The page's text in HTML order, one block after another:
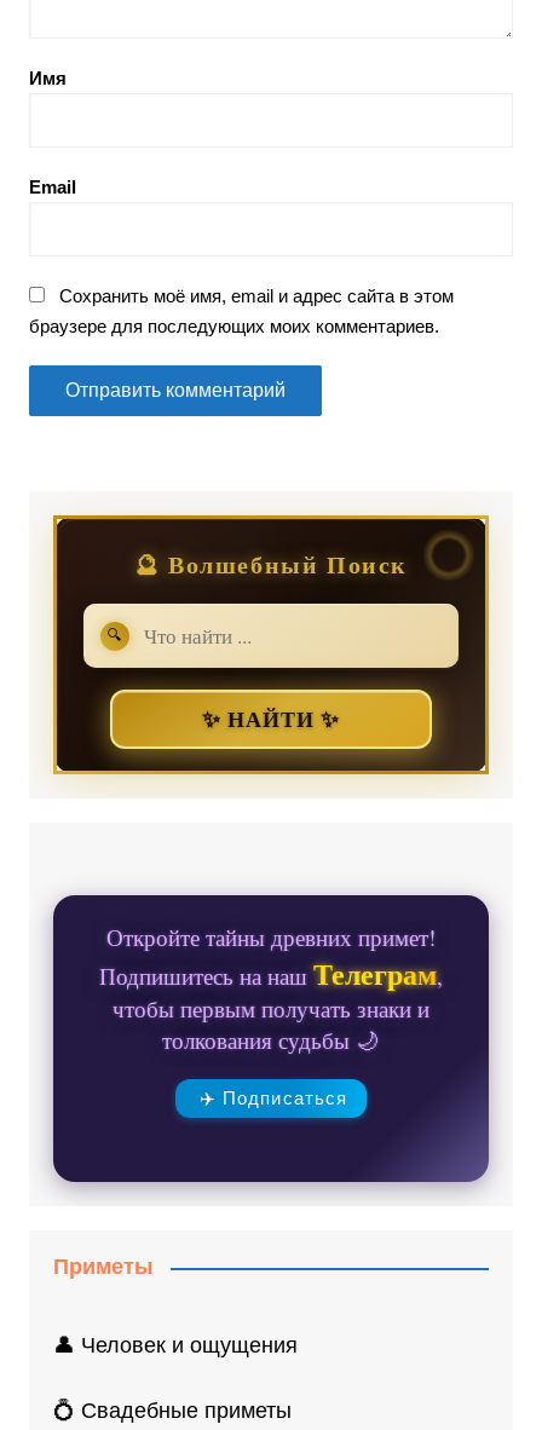
Имя
Email
Сохранить моё имя, email и адрес сайта в этом
браузере для последующих моих комментариев.
🔮 Волшебный Поиск
🔍
✨ НАЙТИ ✨
Откройте тайны древних примет!
Подпишитесь на нашТелеграм,
чтобы первым получать знаки и
толкования судьбы 🌙
✈️ Подписаться
Приметы
👤 Человек и ощущения
💍 Свадебные приметы